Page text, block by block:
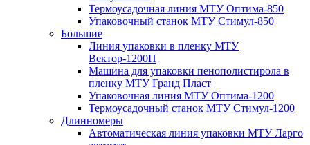
Термоусадочная линия МТУ Оптима-850
Упаковочный станок МТУ Стимул-850
Большие
Линия упаковки в пленку МТУ
Вектор-1200П
Машина для упаковки пенополистирола в
пленку МТУ Гранд Пласт
Упаковочная линия МТУ Оптима-1200
Термоусадочный станок МТУ Стимул-1200
Длинномеры
Автоматическая линия упаковки МТУ Ларго